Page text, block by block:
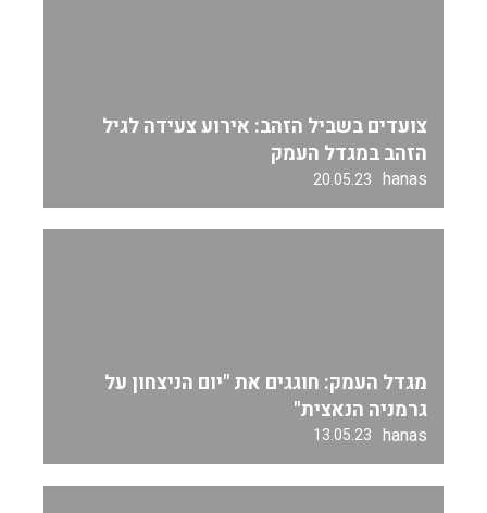
צועדים בשביל הזהב: אירוע צעידה לגיל
הזהב במגדל העמק
hanas
20.05.23
מגדל העמק: חוגגים את "יום הניצחון על
גרמניה הנאצית"
hanas
13.05.23